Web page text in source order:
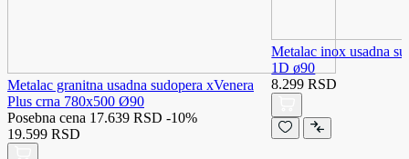
Metalac granitna usadna sudopera xVenera
Plus crna 780x500 Ø90
Posebna cena 17.639 RSD -10%
19.599 RSD
Metalac inox usadna
1D ø90
8.299 RSD